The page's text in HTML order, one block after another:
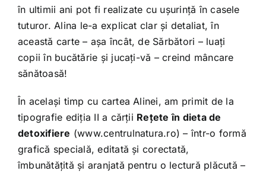
în ultimii ani pot fi realizate cu ușurință în casele
tuturor. Alina le-a explicat clar și detaliat, în
această carte – așa încât, de Sărbători – luați
copii în bucătărie și jucați-vă – creind mâncare
sănătoasă!
În același timp cu cartea Alinei, am primit de la
tipografie ediția II a cărții Rețete în dieta de
detoxifiere (www.centrulnatura.ro) – într-o formă
grafică specială, editată și corectată,
îmbunătățită și aranjată pentru o lectură plăcută –